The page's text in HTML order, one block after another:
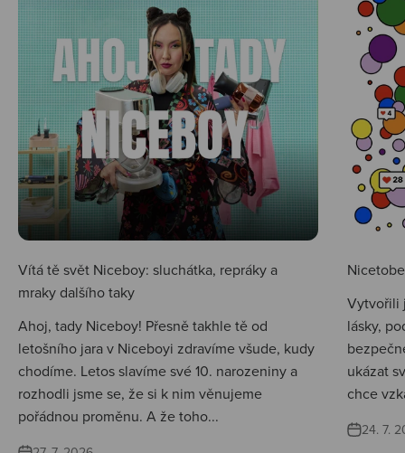
Vítá tě svět Niceboy: sluchátka, repráky a
mraky dalšího taky
Ahoj, tady Niceboy! Přesně takhle tě od
letošního jara v Niceboyi zdravíme všude, kudy
chodíme. Letos slavíme své 10. narozeniny a
rozhodli jsme se, že si k nim věnujeme
pořádnou proměnu. A že toho...
Vytvořili
lásky,
ukázat
chce
24. 7.